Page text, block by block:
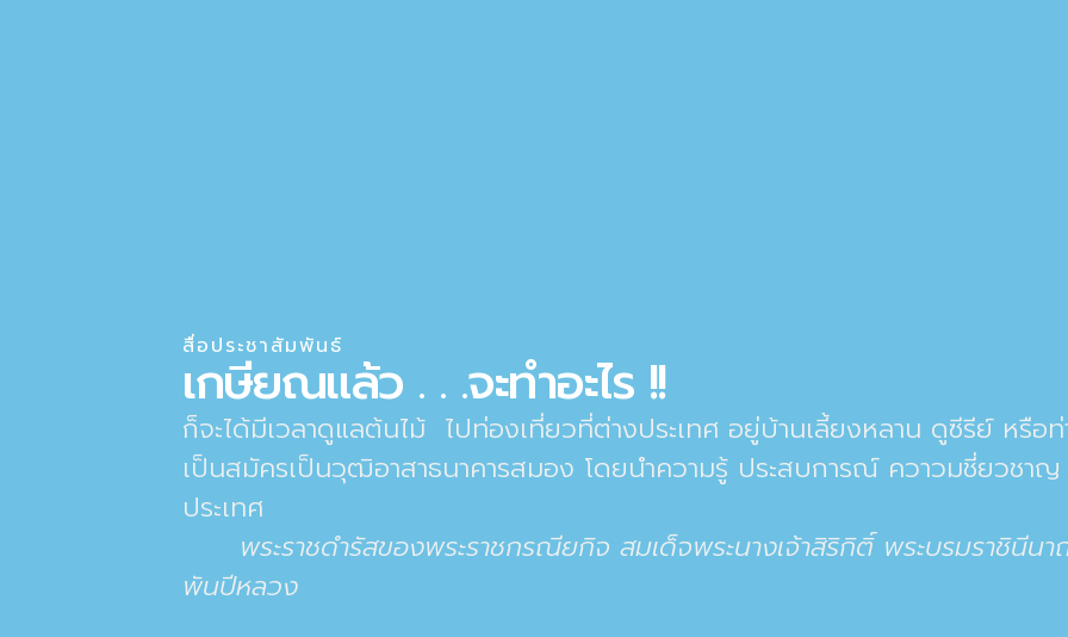
สื่อประชาสัมพันธ์
เกษียณแล้ว . . .จะทำอะไร !!
ก็จะได้มีเวลาดูแลต้นไม้ ไปท่องเที่ยวที่ต่างประเทศ อยู่บ้านเลี้ยงหลาน ดูซีรีย์ หรือท่า
เป็นสมัครเป็นวุฒิอาสาธนาคารสมอง โดยนำความรู้ ประสบการณ์ ควาวมชี่ยวชา
ประเทศ
พระราชดำรัสของพระราชกรณียกิจ สมเด็จพระนางเจ้าสิริกิติ์ พระบรมราชินีนา
พันปีหลวง